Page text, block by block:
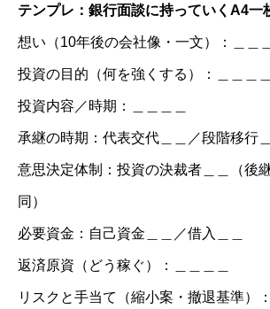
テンプレ：銀行面談に持っていくA4一
想い（10年後の会社像・一文）：＿＿＿
投資の目的（何を強くする）：＿＿＿＿
投資内容／時期：＿＿＿＿
承継の時期：代表交代＿＿／段階移行＿
意思決定体制：投資の決裁者＿＿（後
同）
必要資金：自己資金＿＿／借入＿＿
返済原資（どう稼ぐ）：＿＿＿＿
リスクと手当て（縮小案・撤退基準）